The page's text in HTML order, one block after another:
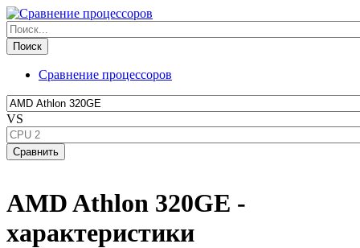
Сравнение процессоров
VS
AMD Athlon 320GE -
характеристики